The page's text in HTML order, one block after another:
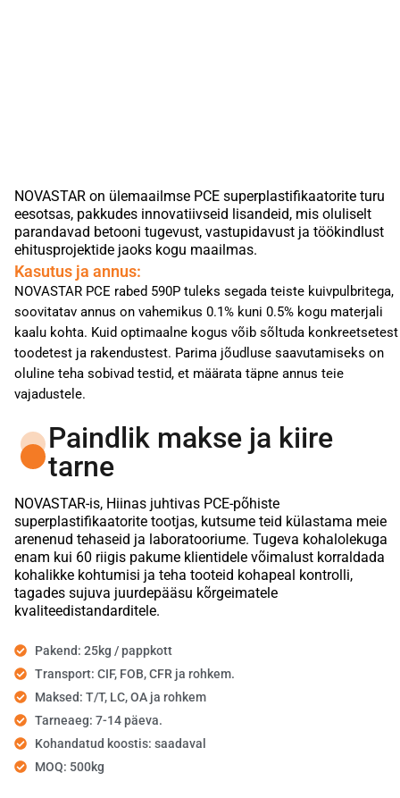
NOVASTAR on ülemaailmse PCE superplastifikaatorite turu
eesotsas, pakkudes innovatiivseid lisandeid, mis oluliselt
parandavad betooni tugevust, vastupidavust ja töökindlust
ehitusprojektide jaoks kogu maailmas.
Kasutus ja annus:
NOVASTAR PCE rabed 590P tuleks segada teiste kuivpulbritega,
soovitatav annus on vahemikus 0.1% kuni 0.5% kogu materjali
kaalu kohta. Kuid optimaalne kogus võib sõltuda konkreetsetest
toodetest ja rakendustest. Parima jõudluse saavutamiseks on
oluline teha sobivad testid, et määrata täpne annus teie
vajadustele.
Paindlik makse ja kiire
tarne
NOVASTAR-is, Hiinas juhtivas PCE-põhiste
superplastifikaatorite tootjas, kutsume teid külastama meie
arenenud tehaseid ja laboratooriume. Tugeva kohalolekuga
enam kui 60 riigis pakume klientidele võimalust korraldada
kohalikke kohtumisi ja teha tooteid kohapeal kontrolli,
tagades sujuva juurdepääsu kõrgeimatele
kvaliteedistandarditele.
Pakend: 25kg / pappkott
Transport: CIF, FOB, CFR ja rohkem.
Maksed: T/T, LC, OA ja rohkem
Tarneaeg: 7-14 päeva.
Kohandatud koostis: saadaval
MOQ: 500kg